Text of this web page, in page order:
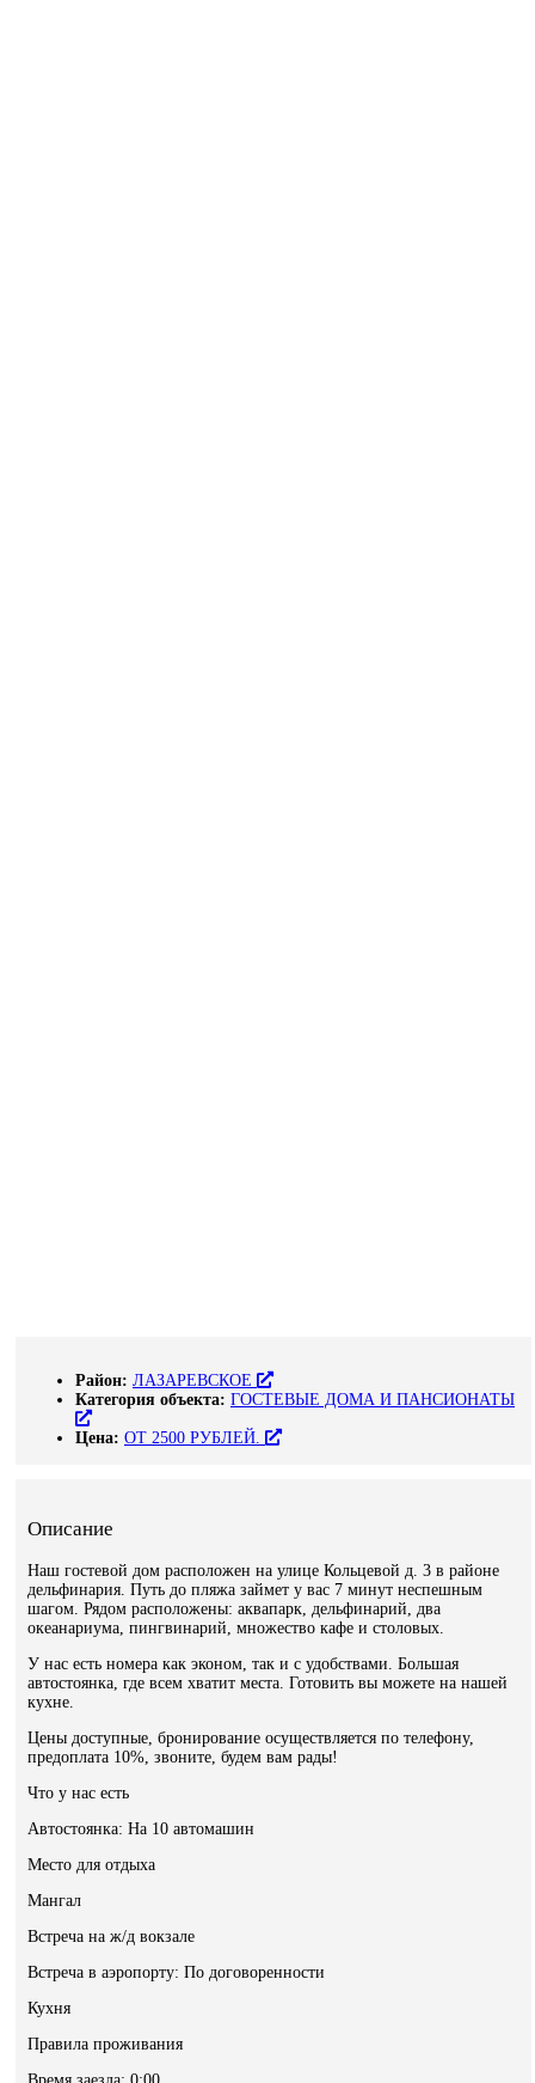
Район: ЛАЗАРЕВСКОЕ
Категория объекта: ГОСТЕВЫЕ ДОМА И ПАНСИОНАТЫ
Цена: ОТ 2500 РУБЛЕЙ.
Описание
Наш гостевой дом расположен на улице Кольцевой д. 3 в районе
дельфинария. Путь до пляжа займет у вас 7 минут неспешным
шагом. Рядом расположены: аквапарк, дельфинарий, два
океанариума, пингвинарий, множество кафе и столовых.
У нас есть номера как эконом, так и с удобствами. Большая
автостоянка, где всем хватит места. Готовить вы можете на нашей
кухне.
Цены доступные, бронирование осуществляется по телефону,
предоплата 10%, звоните, будем вам рады!
Что у нас есть
Автостоянка: На 10 автомашин
Место для отдыха
Мангал
Встреча на ж/д вокзале
Встреча в аэропорту: По договоренности
Кухня
Правила проживания